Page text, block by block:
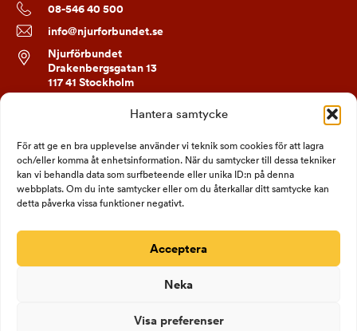
Hantera samtycke
För att ge en bra upplevelse använder vi teknik som cookies för att lagra
och/eller komma åt enhetsinformation. När du samtycker till dessa tekniker
kan vi behandla data som surfbeteende eller unika ID:n på denna
webbplats. Om du inte samtycker eller om du återkallar ditt samtycke kan
detta påverka vissa funktioner negativt.
Acceptera
Neka
Visa preferenser
08-546 40 500
info@njurforbundet.se
Njurförbundet
Drakenbergsgatan 13
117 41 Stockholm
Org nr: 802006-1332